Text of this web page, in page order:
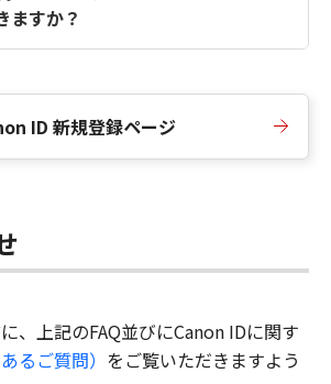
ますか？
ID 新規登録ページ
、上記のFAQ並びにCanon IDに関す
るご質問） をご覧いただきますよう